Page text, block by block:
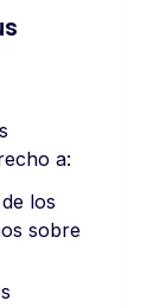
a:
los
sobre